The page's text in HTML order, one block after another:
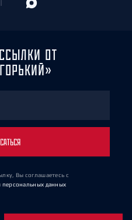
ОТ
Вы соглашаетесь с
данных